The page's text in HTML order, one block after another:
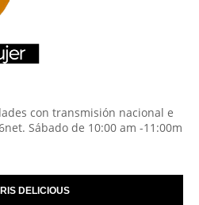
con transmisión nacional e
Sábado de 10:00 am -11:00m
DELICIOUS